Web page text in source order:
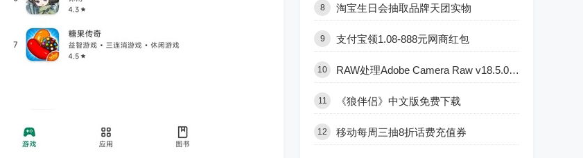
8 淘宝生日会抽取品牌天团实物
9 支付宝领1.08-888元网商红包
10 RAW处理Adobe Camera Raw v18.5.0中文版
11 《狼伴侣》中文版免费下载
12 移动每周三抽8折话费充值券